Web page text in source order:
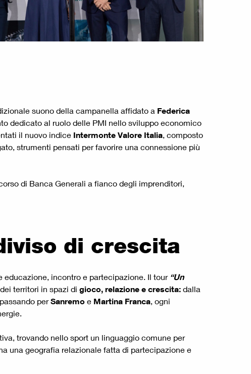
suono della campanella affidato a Federica
dedicato al ruolo delle PMI nello sviluppo economico
il nuovo indice Intermonte Valore Italia, composto
strumenti pensati per favorire una connessione più
di Banca Generali a fianco degli imprenditori,
di crescita
educazione, incontro e partecipazione. Il tour “Un
territori in spazi di gioco, relazione e crescita: dalla
perSanremo e Martina Franca, ogni
trovando nello sport un linguaggio comune per
una geografia relazionale fatta di partecipazione e